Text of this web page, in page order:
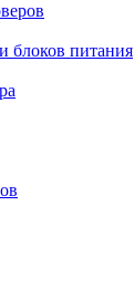
блоков питания